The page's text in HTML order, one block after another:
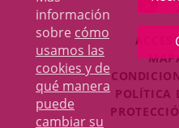
información
sobre cómo
usamos las
cookies y de
qué manera
puede
cambiar su
A
POLÍTICA